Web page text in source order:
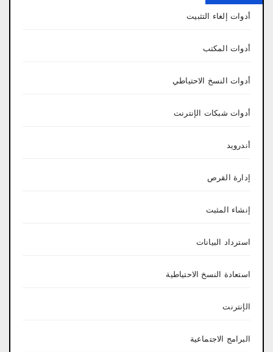
أدوات إلغاء التثبيت
أدوات المكتب
أدوات النسخ الاحتياطي
أدوات شبكات الإنترنت
أندرويد
إدارة القرص
إنشاء المثبت
استرداد البيانات
استعادة النسخ الاحتياطية
الإنترنت
البرامج الاجتماعية